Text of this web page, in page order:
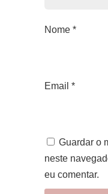
Nome *
Email *
Guardar o
neste
eu comentar.